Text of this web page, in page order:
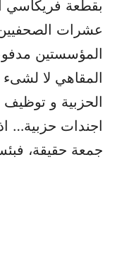
بقطعة فريكاسي
عشرات الصحفيين
المؤسستين
المقاهي لا لشىء
الحزبية و
اجندات حزبية…
جمعة حقيقة،